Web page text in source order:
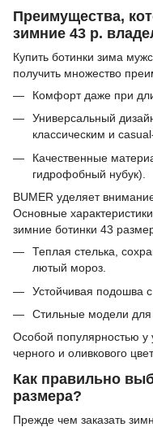
Преимущества,
зимние 43 р.
Купить ботинки зима
получить множество
Комфорт даже при
Универсальный
классическим и
Качественные
гидрофобный нубук).
BUMER уделяет
Основные
зимние ботинки 43
Теплая стелька,
лютый мороз.
Устойчивая подошва
Стильные модели для
Особой популярностью у
черного и оливкового
Как правильно
размера?
Прежде чем заказать